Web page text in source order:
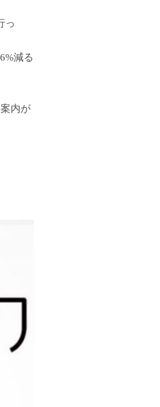
っ
減る
内が